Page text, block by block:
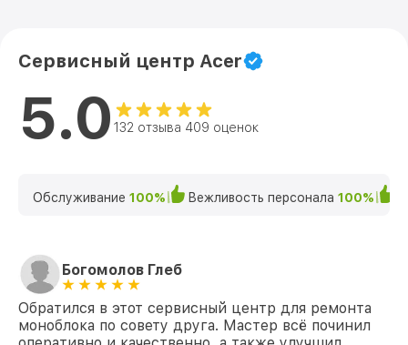
Сервисный центр Acer
5.0 132 отзыва 409 оценок
Обслуживание 100% Вежливость персонала 100%
Богомолов Глеб
Обратился в этот сервисный центр для ремонта
моноблока по совету друга. Мастер всё починил